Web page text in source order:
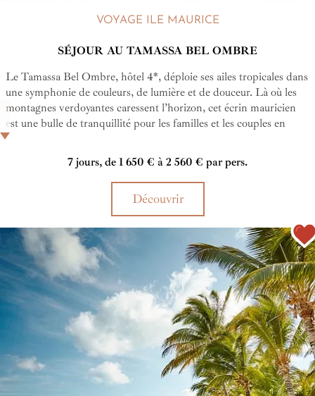
VOYAGE ILE MAURICE
SÉJOUR AU TAMASSA BEL OMBRE
Le Tamassa Bel Ombre, hôtel 4*, déploie ses ailes tropicales dans
une symphonie de couleurs, de lumière et de douceur. Là où les
montagnes verdoyantes caressent l’horizon, cet écrin mauricien
est une bulle de tranquillité pour les familles et les couples en
quête de souvenirs inoubliables au cœur de l'île surnommée la
"Perle de l'Océan Indien". L'établissement vous offre un séjour
all inclusive au bord de la mer sublimé par un spa brillant de mille
feux, de somptueuses piscines et en prime, une ambiance festive
pour célébrer la joie de vivre des Mauriciens.
7 jours, de 1 650 € à 2 560 € par pers.
Découvrir